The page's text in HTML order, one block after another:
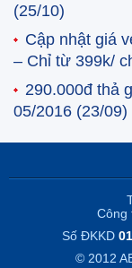
(25/10)
Cập nhật giá
– Chỉ từ 399k/
290.000đ thả
05/2016 (23/09)
Công
Số ĐKKD
© 2012